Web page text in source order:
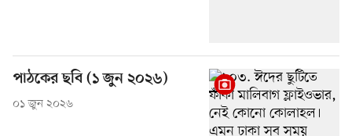
পাঠকের ছবি (১ জুন ২০২৬)
০১ জুন ২০২৬